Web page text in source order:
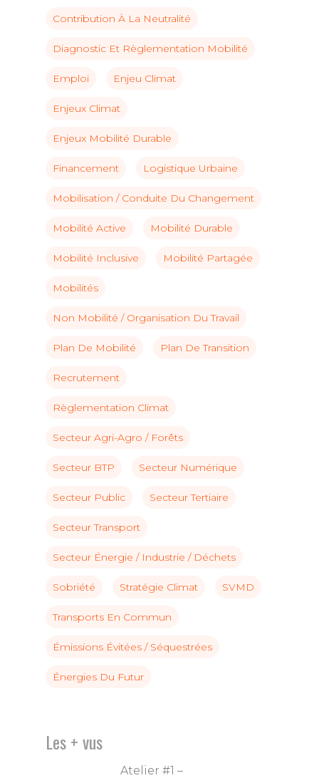
Contribution À La Neutralité
Diagnostic Et Règlementation Mobilité
Emploi Enjeu Climat
Enjeux Climat
Enjeux Mobilité Durable
Financement Logistique Urbaine
Mobilisation / Conduite Du Changement
Mobilité Active Mobilité Durable
Mobilité Inclusive Mobilité Partagée
Mobilités
Non Mobilité / Organisation Du Travail
Plan De Mobilité Plan De Transition
Recrutement
Règlementation Climat
Secteur Agri-Agro / Forêts
Secteur BTP Secteur Numérique
Secteur Public Secteur Tertiaire
Secteur Transport
Secteur Énergie / Industrie / Déchets
Sobriété Stratégie Climat SVMD
Transports En Commun
Émissions Évitées / Séquestrées
Énergies Du Futur
Les + vus
Atelier #1 –